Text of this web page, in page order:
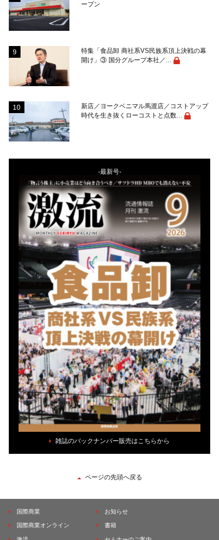
ープン
特集「食品卸 商社系VS民族系頂上決戦の幕
開け」③ 国分グループ本社／...
新店／ヨークベニマル馬渡店／コストアップ
時代を生き抜くローコストと点数...
-最新号-
雑誌のバックナンバー販売はこちらから
ページの先頭へ戻る
国際商業
国際商業オンライン
お知らせ
書籍